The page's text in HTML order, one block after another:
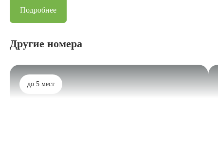
Подробнее
Другие номера
до 5 мест